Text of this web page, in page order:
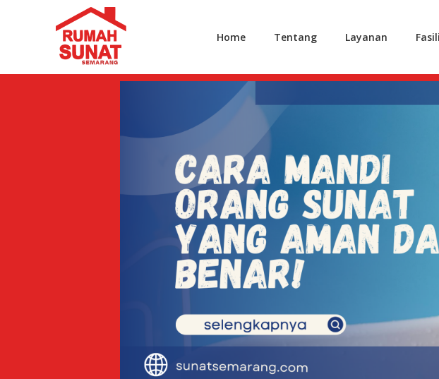
Home Tentang Layanan